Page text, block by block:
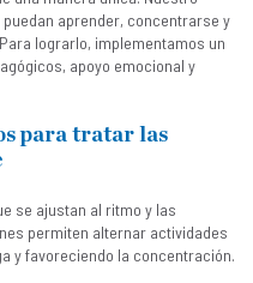
aprender, concentrarse y
lograrlo, implementamos un
apoyo emocional y
para tratar las
se ajustan al ritmo y las
permiten alternar actividades
y favoreciendo la concentración.